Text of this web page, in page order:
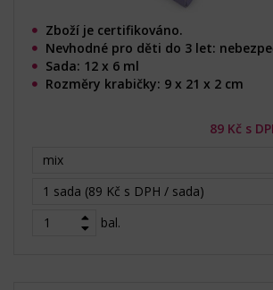
Zboží je certifikováno.
Nevhodné pro děti do 3 let:
Sada: 12 x 6 ml
Rozměry krabičky: 9 x 21 x 2 cm
89 Kč s
mix
1 sada (89 Kč s DPH / sada)
bal.